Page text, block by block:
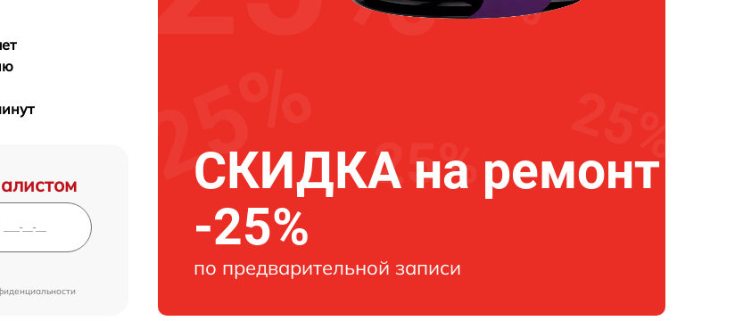
СКИДКА на ремонт
-25%
по предварительной записи